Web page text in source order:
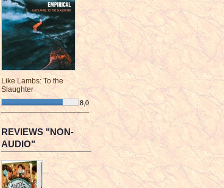
Like Lambs: To the
Slaughter
8,0
¯¯¯¯¯¯¯¯¯¯¯¯¯¯¯¯¯¯¯¯¯¯¯¯
REVIEWS "NON-
AUDIO"